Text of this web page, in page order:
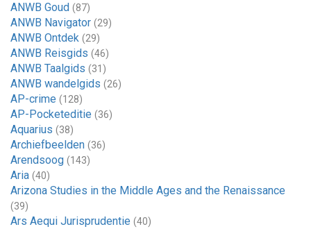
ANWB Goud (87)
ANWB Navigator (29)
ANWB Ontdek (29)
ANWB Reisgids (46)
ANWB Taalgids (31)
ANWB wandelgids (26)
AP-crime (128)
AP-Pocketeditie (36)
Aquarius (38)
Archiefbeelden (36)
Arendsoog (143)
Aria (40)
Arizona Studies in the Middle Ages and the Renaissance
(39)
Ars Aequi Jurisprudentie (40)